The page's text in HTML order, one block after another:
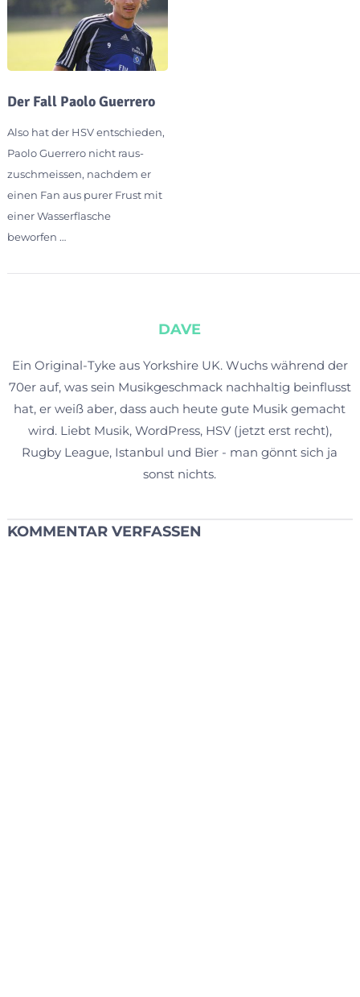
Der Fall Paolo Guerrero
Also hat der HSV entschieden,
Paolo Guerrero nicht raus-
zuschmeissen, nachdem er
einen Fan aus purer Frust mit
einer Wasserflasche
beworfen …
DAVE
Ein Original-Tyke aus Yorkshire UK. Wuchs während der
70er auf, was sein Musikgeschmack nachhaltig beinflusst
hat, er weiß aber, dass auch heute gute Musik gemacht
wird. Liebt Musik, WordPress, HSV (jetzt erst recht),
Rugby League, Istanbul und Bier - man gönnt sich ja
sonst nichts.
KOMMENTAR VERFASSEN